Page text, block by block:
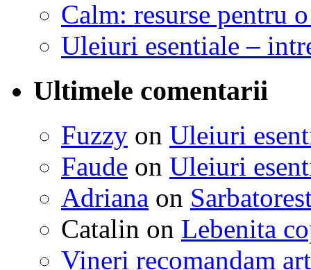
Calm: resurse pentru
Uleiuri esentiale –
Ultimele comentarii
Fuzzy on Uleiuri
Faude on Uleiuri
Adriana on
Catalin on Lebenita
Vineri recomandam